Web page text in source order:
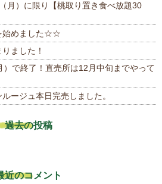
月）に限り【桃取り置き食べ放題30
始めました☆☆
ました！
）で終了！直売所は12月中旬までやって
ージュ本日完売しました。
過去の投稿
近のコメント